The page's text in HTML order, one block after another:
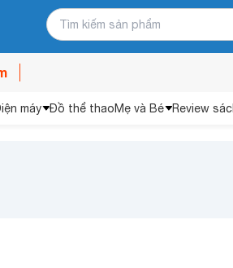
máy Đồ thể thaoMẹ và Bé Review